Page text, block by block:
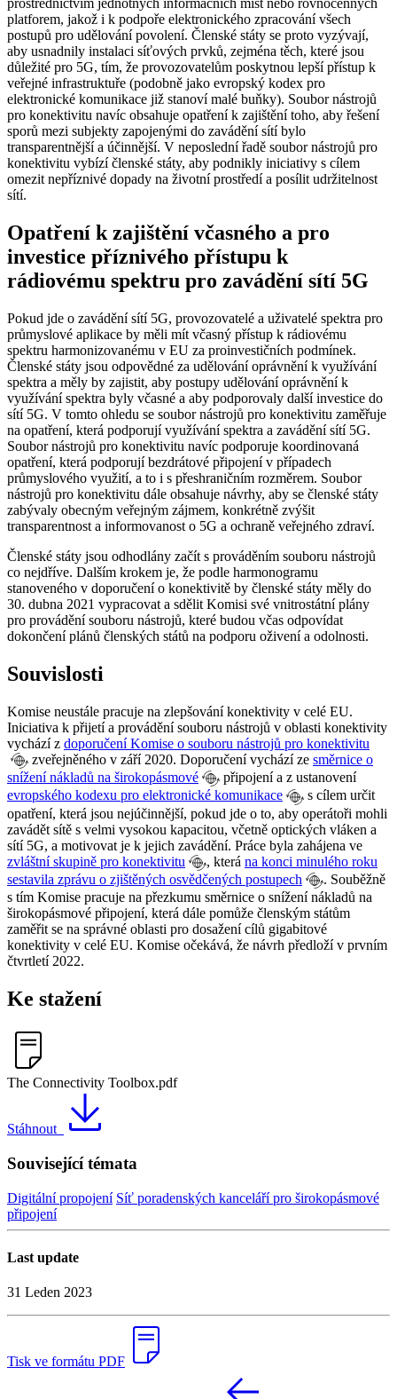
prostřednictvím jednotných informačních míst nebo rovnocenných
platforem, jakož i k podpoře elektronického zpracování všech
postupů pro udělování povolení. Členské státy se proto vyzývají,
aby usnadnily instalaci síťových prvků, zejména těch, které jsou
důležité pro 5G, tím, že provozovatelům poskytnou lepší přístup k
veřejné infrastruktuře (podobně jako evropský kodex pro
elektronické komunikace již stanoví malé buňky). Soubor nástrojů
pro konektivitu navíc obsahuje opatření k zajištění toho, aby řešení
sporů mezi subjekty zapojenými do zavádění sítí bylo
transparentnější a účinnější. V neposlední řadě soubor nástrojů pro
konektivitu vybízí členské státy, aby podnikly iniciativy s cílem
omezit nepříznivé dopady na životní prostředí a posílit udržitelnost
sítí.
Opatření k zajištění včasného a pro
investice příznivého přístupu k
rádiovému spektru pro zavádění sítí 5G
Pokud jde o zavádění sítí 5G, provozovatelé a uživatelé spektra pro
průmyslové aplikace by měli mít včasný přístup k rádiovému
spektru harmonizovanému v EU za proinvestičních podmínek.
Členské státy jsou odpovědné za udělování oprávnění k využívání
spektra a měly by zajistit, aby postupy udělování oprávnění k
využívání spektra byly včasné a aby podporovaly další investice do
sítí 5G. V tomto ohledu se soubor nástrojů pro konektivitu zaměřuje
na opatření, která podporují využívání spektra a zavádění sítí 5G.
Soubor nástrojů pro konektivitu navíc podporuje koordinovaná
opatření, která podporují bezdrátové připojení v případech
průmyslového využití, a to i s přeshraničním rozměrem. Soubor
nástrojů pro konektivitu dále obsahuje návrhy, aby se členské státy
zabývaly obecným veřejným zájmem, konkrétně zvýšit
transparentnost a informovanost o 5G a ochraně veřejného zdraví.
Členské státy jsou odhodlány začít s prováděním souboru nástrojů
co nejdříve. Dalším krokem je, že podle harmonogramu
stanoveného v doporučení o konektivitě by členské státy měly do
30. dubna 2021 vypracovat a sdělit Komisi své vnitrostátní plány
pro provádění souboru nástrojů, které budou včas odpovídat
dokončení plánů členských států na podporu oživení a odolnosti.
Souvislosti
Komise neustále pracuje na zlepšování konektivity v celé EU.
Iniciativa k přijetí a provádění souboru nástrojů v oblasti konektivity
vychází z doporučení Komise o souboru nástrojů pro konektivitu
zveřejněného v září 2020. Doporučení vychází ze směrnice o
snížení nákladů na širokopásmové
připojení a z ustanovení
evropského kodexu pro elektronické komunikace
s cílem určit
opatření, která jsou nejúčinnější, pokud jde o to, aby operátoři mohli
zavádět sítě s velmi vysokou kapacitou, včetně optických vláken a
sítí 5G, a motivovat je k jejich zavádění. Práce byla zahájena ve
zvláštní skupině pro konektivitu
, která na konci minulého roku
sestavila zprávu o zjištěných osvědčených postupech
. Souběžně
s tím Komise pracuje na přezkumu směrnice o snížení nákladů na
širokopásmové připojení, která dále pomůže členským státům
zaměřit se na správné oblasti pro dosažení cílů gigabitové
konektivity v celé EU. Komise očekává, že návrh předloží v prvním
čtvrtletí 2022.
Ke stažení
The Connectivity Toolbox.pdf
Stáhnout
Související témata
Digitální propojení Síť poradenských kanceláří pro širokopásmové
připojení
Last update
31 Leden 2023
Tisk ve formátu PDF